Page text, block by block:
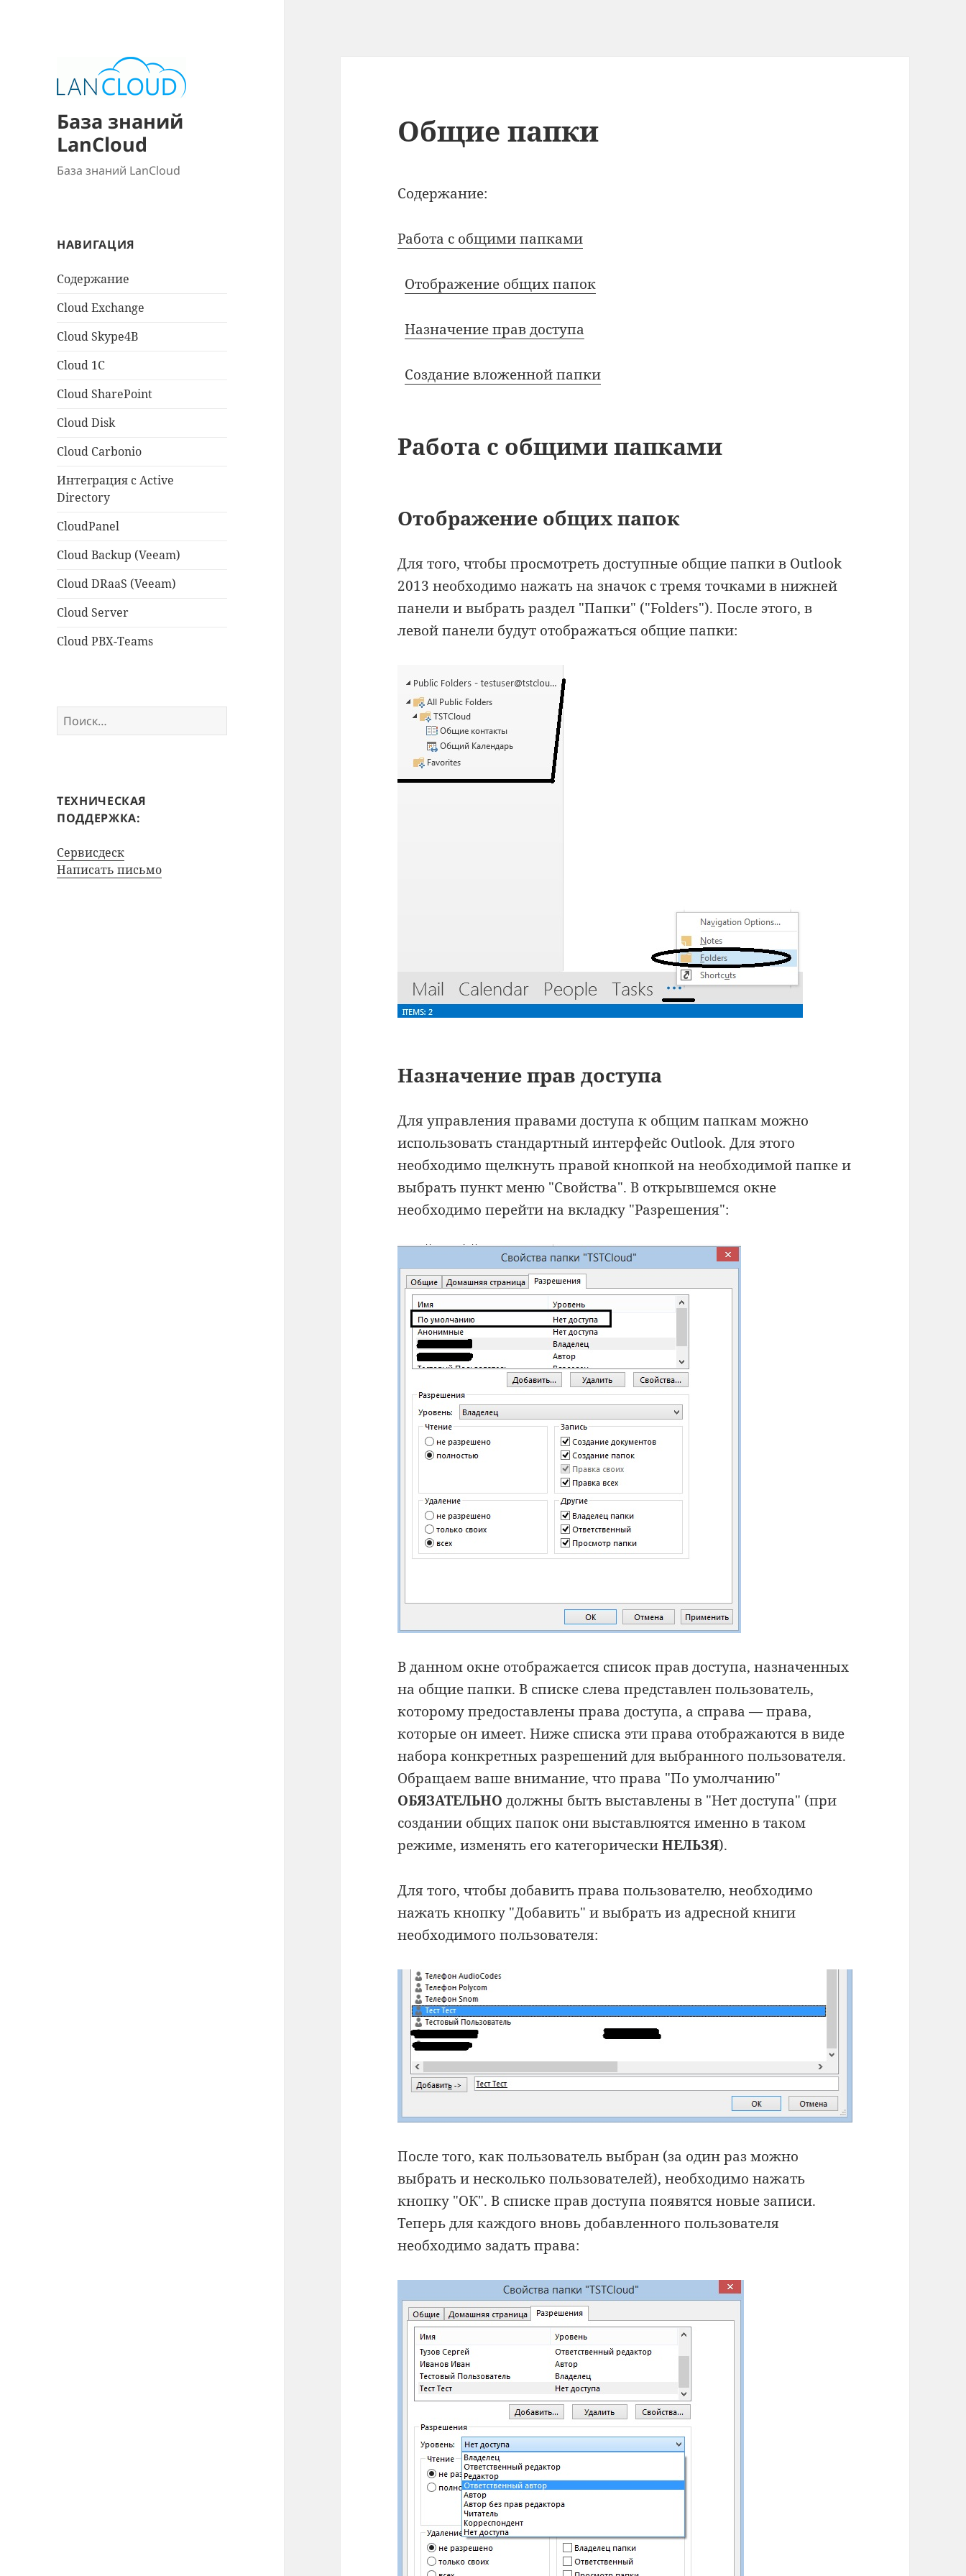
База знаний
LanCloud
База знаний LanCloud
НАВИГАЦИЯ
Содержание
Cloud Exchange
Cloud Skype4B
Cloud 1C
Cloud SharePoint
Cloud Disk
Cloud Carbonio
Интеграция с Active
Directory
CloudPanel
Cloud Backup (Veeam)
Cloud DRaaS (Veeam)
Cloud Server
Cloud PBX-Teams
Найти:
ТЕХНИЧЕСКАЯ
ПОДДЕРЖКА:
Сервисдеск
Написать письмо
Общие папки
Содержание:
Работа с общими папками
Отображение общих папок
Назначение прав доступа
Создание вложенной папки
Работа с общими папками
Отображение общих папок
Для того, чтобы просмотреть доступные общие папки в Outlook
2013 необходимо нажать на значок с тремя точками в нижней
панели и выбрать раздел "Папки" ("Folders"). После этого, в
левой панели будут отображаться общие папки:
Назначение прав доступа
Для управления правами доступа к общим папкам можно
использовать стандартный интерфейс Outlook. Для этого
необходимо щелкнуть правой кнопкой на необходимой папке и
выбрать пункт меню "Свойства". В открывшемся окне
необходимо перейти на вкладку "Разрешения":
В данном окне отображается список прав доступа, назначенных
на общие папки. В списке слева представлен пользователь,
которому предоставлены права доступа, а справа — права,
которые он имеет. Ниже списка эти права отображаются в виде
набора конкретных разрешений для выбранного пользователя.
Обращаем ваше внимание, что права "По умолчанию"
ОБЯЗАТЕЛЬНО должны быть выставлены в "Нет доступа" (при
создании общих папок они выставлюятся именно в таком
режиме, изменять его категорическиНЕЛЬЗЯ).
Для того, чтобы добавить права пользователю, необходимо
нажать кнопку "Добавить" и выбрать из адресной книги
необходимого пользователя:
После того, как пользователь выбран (за один раз можно
выбрать и несколько пользователей), необходимо нажать
кнопку "ОК". В списке прав доступа появятся новые записи.
Теперь для каждого вновь добавленного пользователя
необходимо задать права: